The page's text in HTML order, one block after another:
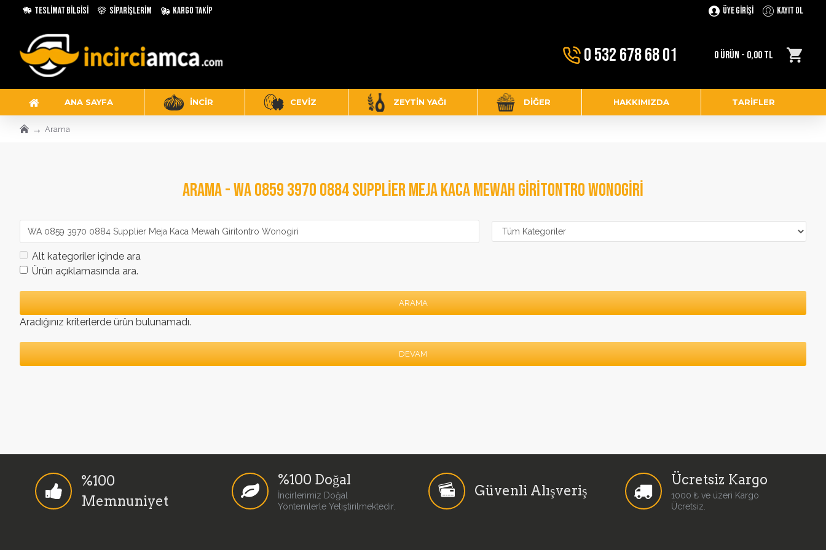
Teslimat Bilgisi Siparişlerim Kargo Takip Üye Girişi Kayıt Ol
0 532 678 68 01 0 ÜRÜN - 0,00 TL
ANA SAYFA İNCIR CEVIZ ZEYTIN YAĞI DIĞER HAKKIMIZDA TARIFLER
Arama
ARAMA - WA 0859 3970 0884 SUPPLIER MEJA KACA MEWAH GIRITONTRO WONOGIRI
Alt kategoriler içinde ara
Ürün açıklamasında ara.
ARAMA
Aradığınız kriterlerde ürün bulunamadı.
DEVAM
%100
Memnuniyet
%100 Doğal
İncirlerimiz Doğal
Yöntemlerle Yetiştirilmektedir.
Güvenli Alışveriş
Ücretsiz Kargo
1000 ₺ ve üzeri Kargo
Ücretsiz.